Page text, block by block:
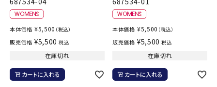
本体価格 ¥5,500 （税込）
販売価格 ¥5,500 税込
在庫切れ
カートに入れる
本体価格 ¥5,500 （税込）
販売価格 ¥5,500 税込
在庫切れ
カートに入れる